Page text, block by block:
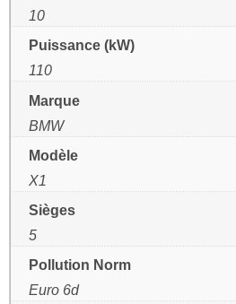
10
Puissance (kW)
110
Marque
BMW
Modèle
X1
Sièges
5
Pollution Norm
Euro 6d